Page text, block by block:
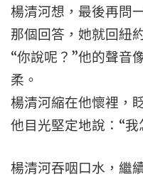
楊清河想，最後再問
那個回答，她就回紐
“你說呢？”他的聲音
柔。
楊清河縮在他懷裡，
他目光堅定地說：“
楊清河吞咽口水，繼